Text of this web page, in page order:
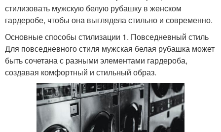
стилизовать мужскую белую рубашку в женском
гардеробе, чтобы она выглядела стильно и современно.
Основные способы стилизации 1. Повседневный стиль
Для повседневного стиля мужская белая рубашка может
быть сочетана с разными элементами гардероба,
создавая комфортный и стильный образ.